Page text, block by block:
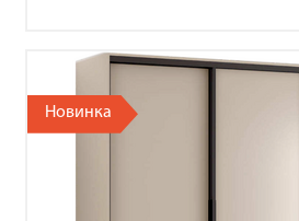
Новинка